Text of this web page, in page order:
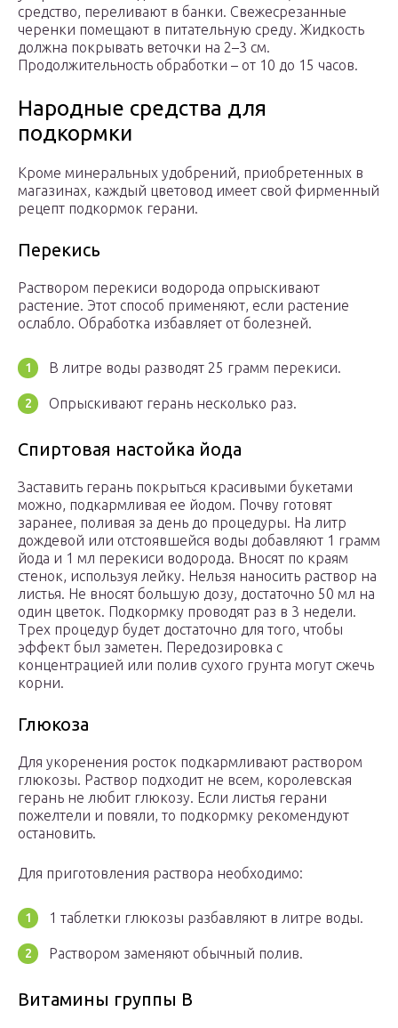
средство, переливают в банки. Свежесрезанные
черенки помещают в питательную среду. Жидкость
должна покрывать веточки на 2–3 см.
Продолжительность обработки – от 10 до 15 часов.
Народные средства для
подкормки
Кроме минеральных удобрений, приобретенных в
магазинах, каждый цветовод имеет свой фирменный
рецепт подкормок герани.
Перекись
Раствором перекиси водорода опрыскивают
растение. Этот способ применяют, если растение
ослабло. Обработка избавляет от болезней.
В литре воды разводят 25 грамм перекиси.
Опрыскивают герань несколько раз.
Спиртовая настойка йода
Заставить герань покрыться красивыми букетами
можно, подкармливая ее йодом. Почву готовят
заранее, поливая за день до процедуры. На литр
дождевой или отстоявшейся воды добавляют 1 грамм
йода и 1 мл перекиси водорода. Вносят по краям
стенок, используя лейку. Нельзя наносить раствор на
листья. Не вносят большую дозу, достаточно 50 мл на
один цветок. Подкормку проводят раз в 3 недели.
Трех процедур будет достаточно для того, чтобы
эффект был заметен. Передозировка с
концентрацией или полив сухого грунта могут сжечь
корни.
Глюкоза
Для укоренения росток подкармливают раствором
глюкозы. Раствор подходит не всем, королевская
герань не любит глюкозу. Если листья герани
пожелтели и повяли, то подкормку рекомендуют
остановить.
Для приготовления раствора необходимо:
1 таблетки глюкозы разбавляют в литре воды.
Раствором заменяют обычный полив.
Витамины группы B